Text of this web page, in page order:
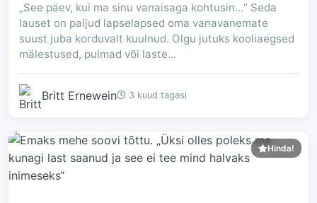
„See päev, kui ma sinu vanaisaga kohtusin…“ Seda
lauset on paljud lapselapsed oma vanavanemate
suust juba korduvalt kuulnud. Olgu jutuks kooliaegsed
mälestused, pulmad või laste...
Britt Ernewein 3 kuud tagasi
Hinda!